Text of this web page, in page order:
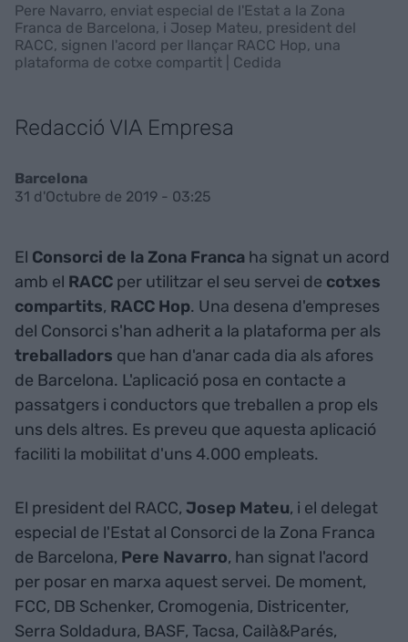
Pere Navarro, enviat especial de l'Estat a la Zona
Franca de Barcelona, i Josep Mateu, president del
RACC, signen l'acord per llançar RACC Hop, una
plataforma de cotxe compartit | Cedida
Redacció VIA Empresa
Barcelona
31 d'Octubre de 2019 - 03:25
El Consorci de la Zona Franca ha signat un acord
amb el RACC per utilitzar el seu servei de cotxes
compartits, RACC Hop. Una desena d'empreses
del Consorci s'han adherit a la plataforma per als
treballadors que han d'anar cada dia als afores
de Barcelona. L'aplicació posa en contacte a
passatgers i conductors que treballen a prop els
uns dels altres. Es preveu que aquesta aplicació
faciliti la mobilitat d'uns 4.000 empleats.
El president del RACC, Josep Mateu, i el delegat
especial de l'Estat al Consorci de la Zona Franca
de Barcelona, Pere Navarro, han signat l'acord
per posar en marxa aquest servei. De moment,
FCC, DB Schenker, Cromogenia, Districenter,
Serra Soldadura, BASF, Tacsa, Cailà&Parés,